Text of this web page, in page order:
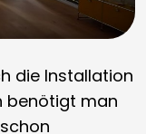
die Installation
benötigt man